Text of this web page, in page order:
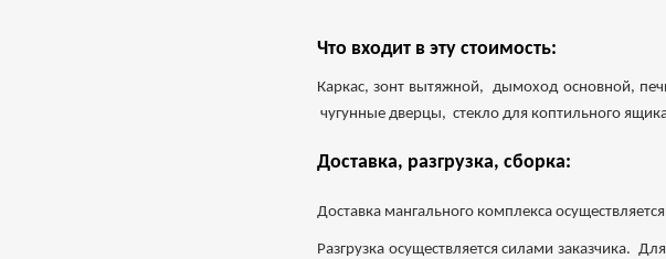
Что входит в эту стоимость:
Каркас, зонт вытяжной, дымоход основной,
чугунные дверцы, стекло для коптильного
Доставка, разгрузка, сборка:
Доставка мангального комплекса
Разгрузка осуществляется силами заказчика.